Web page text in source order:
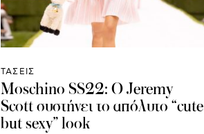
ΤΑΣΕΙΣ
Moschino SS22: O Jeremy
Scott συστήνει το απόλυτο “cute
but sexy” look